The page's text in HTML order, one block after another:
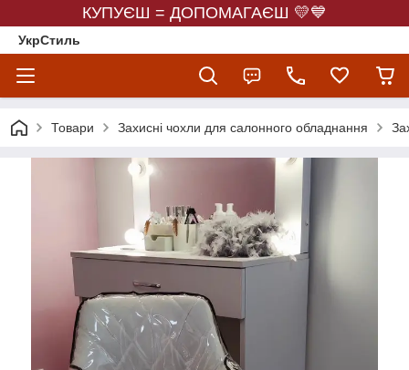
КУПУЄШ = ДОПОМАГАЄШ 💛💙
УкрСтиль
Товари Захисні чохли для салонного обладнання